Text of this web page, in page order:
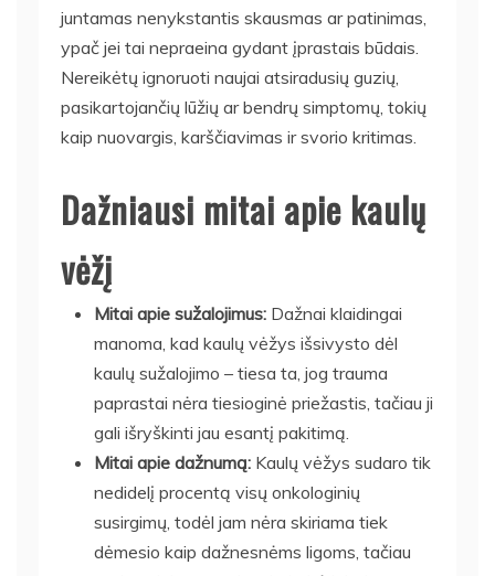
juntamas nenykstantis skausmas ar patinimas,
ypač jei tai nepraeina gydant įprastais būdais.
Nereikėtų ignoruoti naujai atsiradusių guzių,
pasikartojančių lūžių ar bendrų simptomų, tokių
kaip nuovargis, karščiavimas ir svorio kritimas.
Dažniausi mitai apie kaulų
vėžį
Mitai apie sužalojimus: Dažnai klaidingai
manoma, kad kaulų vėžys išsivysto dėl
kaulų sužalojimo – tiesa ta, jog trauma
paprastai nėra tiesioginė priežastis, tačiau ji
gali išryškinti jau esantį pakitimą.
Mitai apie dažnumą: Kaulų vėžys sudaro tik
nedidelį procentą visų onkologinių
susirgimų, todėl jam nėra skiriama tiek
dėmesio kaip dažnesnėms ligoms, tačiau